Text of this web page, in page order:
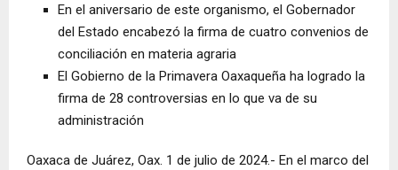
En el aniversario de este organismo, el Gobernador
del Estado encabezó la firma de cuatro convenios de
conciliación en materia agraria
El Gobierno de la Primavera Oaxaqueña ha logrado la
firma de 28 controversias en lo que va de su
administración
Oaxaca de Juárez, Oax. 1 de julio de 2024.- En el marco del